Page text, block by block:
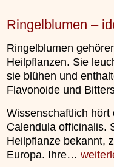
Ringelblumen –
Ringelblumen
Heilpflanzen. Sie
sie blühen und
Flavonoide und
Wissenschaftlich
Calendula officinalis.
Heilpflanze bekannt,
Europa. Ihre…